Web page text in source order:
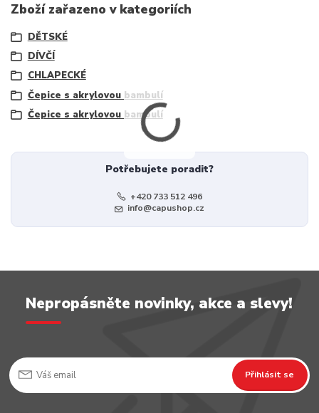
Zboží zařazeno v kategoriích
DĚTSKÉ
DÍVČÍ
CHLAPECKÉ
Čepice s akrylovou bambulí
Čepice s akrylovou bambulí
Potřebujete poradit?
+420 733 512 496
info@capushop.cz
Nepropásněte novinky, akce a slevy!
Přihlásit se